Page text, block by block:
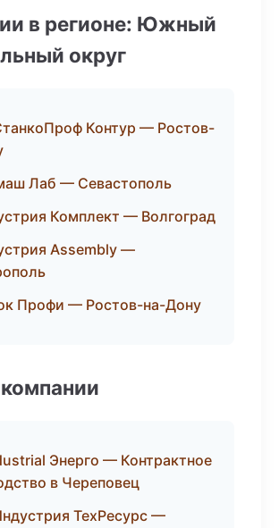
в регионе: Южный
округ
Контур — Ростов-
Лаб — Севастополь
Комплект — Волгоград
Assembly —
Профи — Ростов-на-Дону
Энерго — Контрактное
в Череповец
ТехРесурс —